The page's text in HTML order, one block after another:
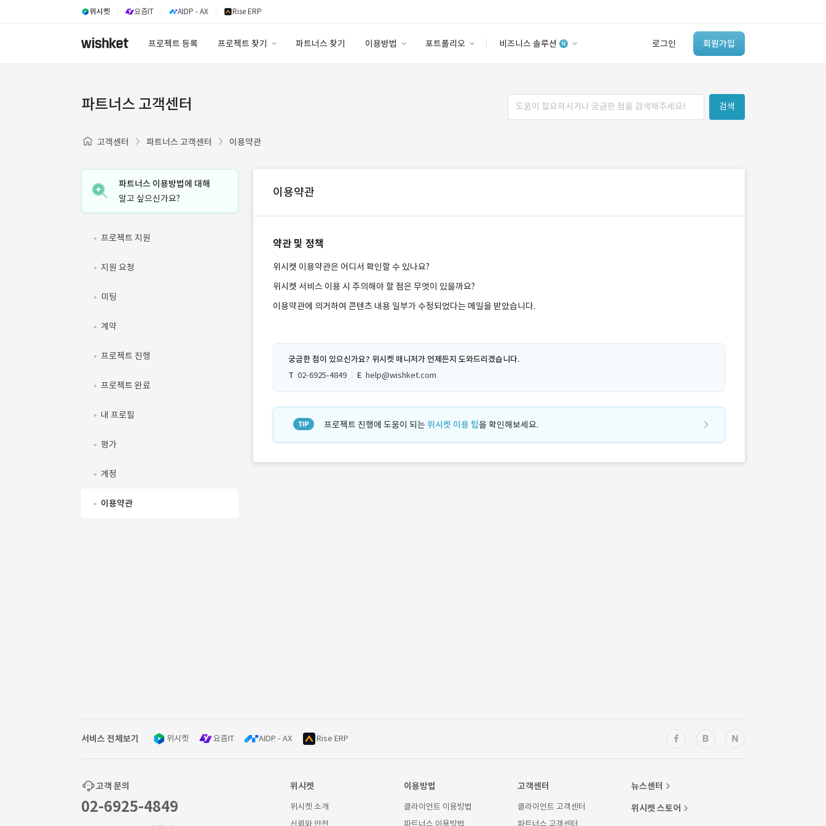
위시켓 요즘IT AIDP - AX Rise ERP
프로젝트 등록 프로젝트 찾기 파트너스 찾기 이용방법 포트폴리오 비즈니스 솔루션 로그인 회원가입
안심 코드 케어
솔루션 마켓
유사사례 검색 AI
‘이런 거’ 만들어본
파트너스 고객센터 검색
고객센터 파트너스 고객센터 이용약관
파트너스 이용방법에 대해
알고 싶으신가요?
프로젝트 지원
지원 요청
미팅
계약
프로젝트 진행
프로젝트 완료
내 프로필
평가
계정
이용약관
이용약관
약관 및 정책
위시켓 이용약관은 어디서 확인할 수 있나요?
위시켓 서비스 이용 시 주의해야 할 점은 무엇이 있을까요?
이용약관에 의거하여 콘텐츠 내용 일부가 수정되었다는 메일을 받았습니다.
궁금한 점이 있으신가요? 위시켓 매니저가 언제든지 도와드리겠습니다.
T 02-6925-4849 E help@wishket.com
프로젝트 진행에 도움이 되는 위시켓 이용 팁을 확인해보세요.
서비스 전체보기 위시켓 요즘IT AIDP - AX Rise ERP
고객 문의
02-6925-4849
위시켓
위시켓 소개
신뢰와 안전
이용방법
클라이언트 이용방법
파트너스 이용방법
고객센터
클라이언트 고객센터
파트너스 고객센터
뉴스센터
위시켓 스토어